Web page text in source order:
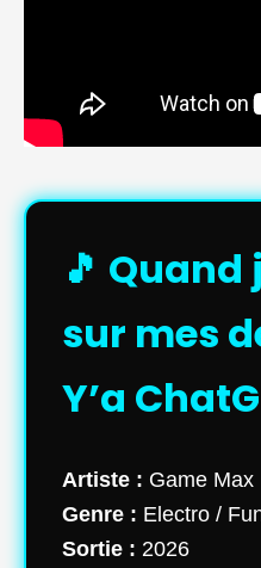
🎵
sur mes
Y’a
Artiste : Game Max
Genre : Electro /
Sortie : 2026